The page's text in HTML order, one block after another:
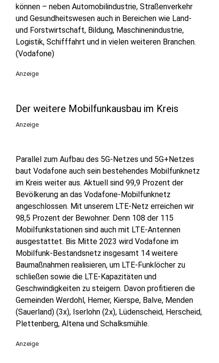
können – neben Automobilindustrie, Straßenverkehr
und Gesundheitswesen auch in Bereichen wie Land-
und Forstwirtschaft, Bildung, Maschinenindustrie,
Logistik, Schifffahrt und in vielen weiteren Branchen.
(Vodafone)
Anzeige
Der weitere Mobilfunkausbau im Kreis
Anzeige
Parallel zum Aufbau des 5G-Netzes und 5G+Netzes
baut Vodafone auch sein bestehendes Mobilfunknetz
im Kreis weiter aus. Aktuell sind 99,9 Prozent der
Bevölkerung an das Vodafone-Mobilfunknetz
angeschlossen. Mit unserem LTE-Netz erreichen wir
98,5 Prozent der Bewohner. Denn 108 der 115
Mobilfunkstationen sind auch mit LTE-Antennen
ausgestattet. Bis Mitte 2023 wird Vodafone im
Mobilfunk-Bestandsnetz insgesamt 14 weitere
Baumaßnahmen realisieren, um LTE-Funklöcher zu
schließen sowie die LTE-Kapazitäten und
Geschwindigkeiten zu steigern. Davon profitieren die
Gemeinden Werdohl, Hemer, Kierspe, Balve, Menden
(Sauerland) (3x), Iserlohn (2x), Lüdenscheid, Herscheid,
Plettenberg, Altena und Schalksmühle.
Anzeige